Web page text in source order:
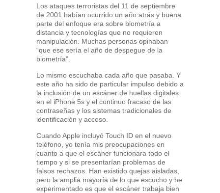
Los ataques terroristas del 11 de septiembre
de 2001 habían ocurrido un año atrás y buena
parte del enfoque era sobre biometría a
distancia y tecnologías que no requieren
manipulación. Muchas personas opinaban
“que ese sería el año de despegue de la
biometría”.
Lo mismo escuchaba cada año que pasaba. Y
este año ha sido de particular impulso debido a
la inclusión de un escáner de huellas digitales
en el iPhone 5s y el continuo fracaso de las
contraseñas y los sistemas tradicionales de
identificación y acceso.
Cuando Apple incluyó Touch ID en el nuevo
teléfono, yo tenía mis preocupaciones en
cuanto a que el escáner funcionara todo el
tiempo y si se presentarían problemas de
falsos rechazos. Han existido quejas aisladas,
pero la amplia mayoría de lo que escucho y he
experimentado es que el escáner trabaja bien